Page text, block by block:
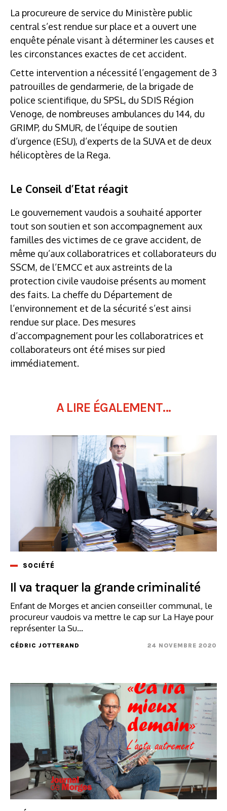
La procureure de service du Ministère public
central s’est rendue sur place et a ouvert une
enquête pénale visant à déterminer les causes et
les circonstances exactes de cet accident.
Cette intervention a nécessité l’engagement de 3
patrouilles de gendarmerie, de la brigade de
police scientifique, du SPSL, du SDIS Région
Venoge, de nombreuses ambulances du 144, du
GRIMP, du SMUR, de l’équipe de soutien
d’urgence (ESU), d’experts de la SUVA et de deux
hélicoptères de la Rega.
Le Conseil d’Etat réagit
Le gouvernement vaudois a souhaité apporter
tout son soutien et son accompagnement aux
familles des victimes de ce grave accident, de
même qu’aux collaboratrices et collaborateurs du
SSCM, de l’EMCC et aux astreints de la
protection civile vaudoise présents au moment
des faits. La cheffe du Département de
l’environnement et de la sécurité s’est ainsi
rendue sur place. Des mesures
d’accompagnement pour les collaboratrices et
collaborateurs ont été mises sur pied
immédiatement.
A LIRE ÉGALEMENT...
SOCIÉTÉ
Il va traquer la grande criminalité
Enfant de Morges et ancien conseiller communal, le
procureur vaudois va mettre le cap sur La Haye pour
représenter la Su...
CÉDRIC JOTTERAND 24 NOVEMBRE 2020